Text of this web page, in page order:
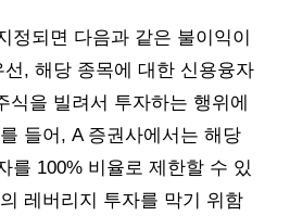
정되면 다음과 같은 불이익이
, 해당 종목에 대한 신용융자
식을 빌려서 투자하는 행위에
들어, A 증권사에서는 해당
를 100% 비율로 제한할 수 있
레버리지 투자를 막기 위함